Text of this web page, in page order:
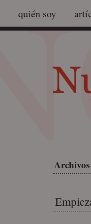
quién soy
Archivos